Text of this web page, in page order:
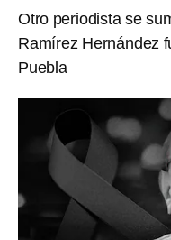
Otro periodista se
Ramírez Hernández
Puebla